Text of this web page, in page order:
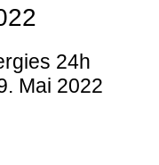
24h
Mai 2022